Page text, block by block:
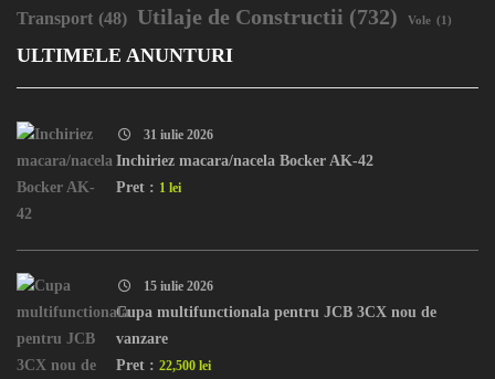
Transport (48) Utilaje de Constructii (732) Vole (1)
ULTIMELE ANUNTURI
31 iulie 2026
Inchiriez macara/nacela Bocker AK-42
Pret : 1 lei
15 iulie 2026
Cupa multifunctionala pentru JCB 3CX nou de
vanzare
Pret : 22,500 lei